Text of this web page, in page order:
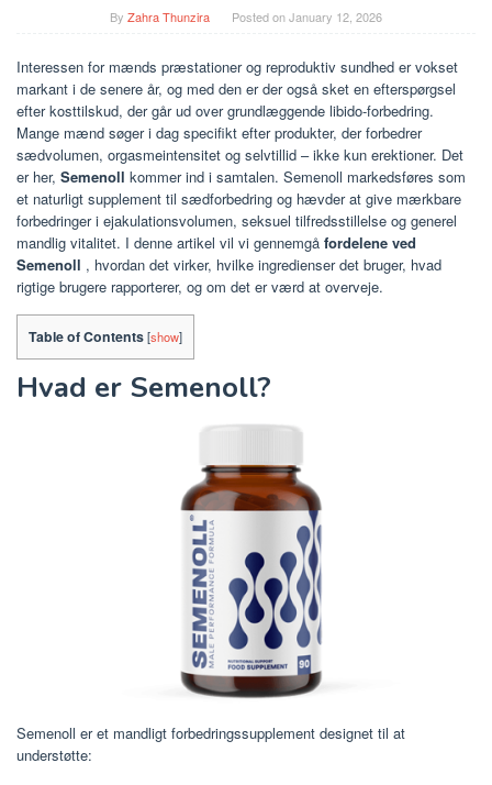
By Zahra Thunzira Posted onJanuary 12, 2026
Interessen for mænds præstationer og reproduktiv sundhed er vokset
markant i de senere år, og med den er der også sket en efterspørgsel
efter kosttilskud, der går ud over grundlæggende libido-forbedring.
Mange mænd søger i dag specifikt efter produkter, der forbedrer
sædvolumen, orgasmeintensitet og selvtillid – ikke kun erektioner. Det
er her, Semenoll kommer ind i samtalen. Semenoll markedsføres som
et naturligt supplement til sædforbedring og hævder at give mærkbare
forbedringer i ejakulationsvolumen, seksuel tilfredsstillelse og generel
mandlig vitalitet. I denne artikel vil vi gennemgå fordelene ved
Semenoll , hvordan det virker, hvilke ingredienser det bruger, hvad
rigtige brugere rapporterer, og om det er værd at overveje.
Table of Contents[show]
Hvad er Semenoll?
Semenoll er et mandligt forbedringssupplement designet til at
understøtte: